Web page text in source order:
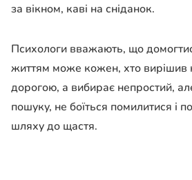
за вікном, каві на сніданок.
Психологи вважають, що
життям може кожен, хто вирішив
дорогою, а вибирає непростий,
пошуку, не боїться помилитися і
шляху до щастя.